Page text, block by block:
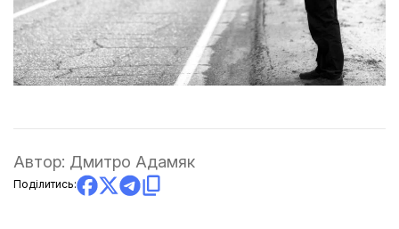
Автор: Дмитро Адамяк
Поділитись: